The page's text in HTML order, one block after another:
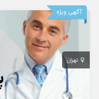
آگهی ویژه
تهران